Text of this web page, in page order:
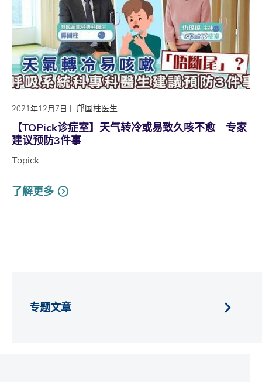
2021年12月7日 | 邝国柱医生
【TOPick诊症室】天气转冷或易致久咳不愈 专家
建议预防3件事
Topick
了解更多
专题文章